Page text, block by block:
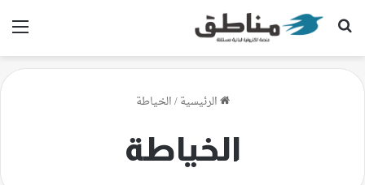
بحث عن
الرئيسية/الخياطة
الخياطة